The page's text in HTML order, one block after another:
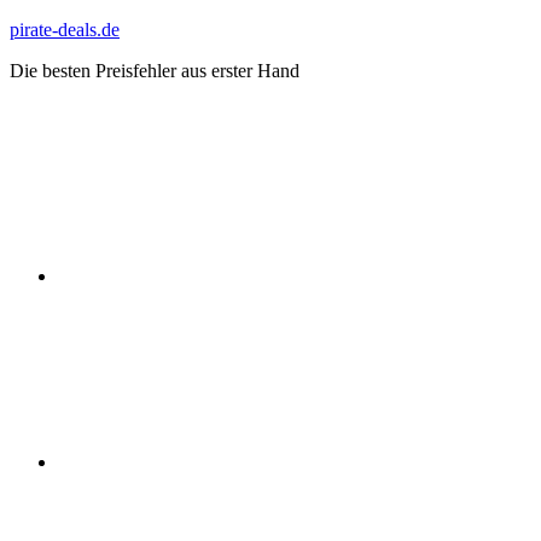
Zum
springen
pirate-deals.de
Die besten Preisfehler aus erster Hand